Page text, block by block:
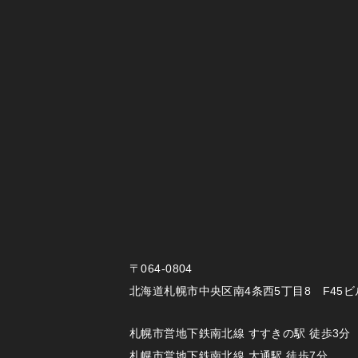
〒064-0804
北海道札幌市中央区南4条西5丁目8 F45ビ
札幌市営地下鉄南北線 すすきの駅 徒歩3分